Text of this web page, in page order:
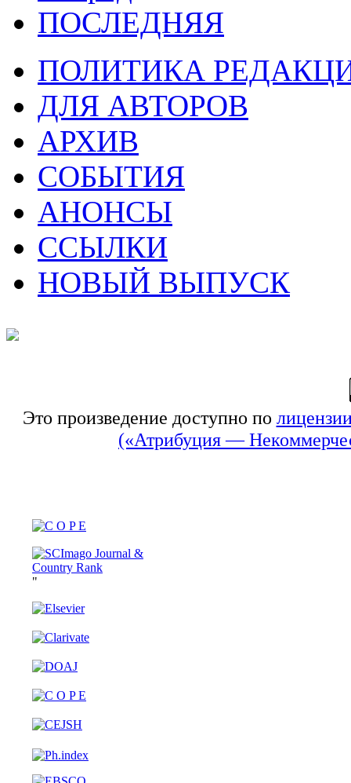
ПОСЛЕДНЯЯ
ПОЛИТИКА
ДЛЯ АВТОРОВ
АРХИВ
СОБЫТИЯ
АНОНСЫ
ССЫЛКИ
НОВЫЙ ВЫПУСК
Это произведение доступно по
(«Атрибуция —
"